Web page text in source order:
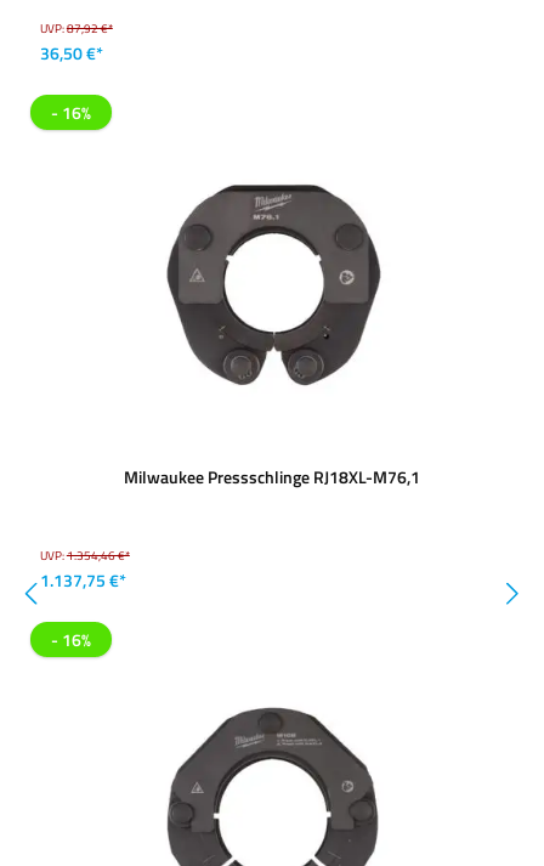
UVP:87,92 €*
36,50 €*
- 16%
Milwaukee Pressschlinge RJ18XL-M76,1
UVP:1.354,46 €*
1.137,75 €*
- 16%